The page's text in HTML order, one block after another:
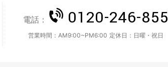
電話： 0120-246-855
営業時間：AM9:00~PM6:00 定休日： 日曜・祝日